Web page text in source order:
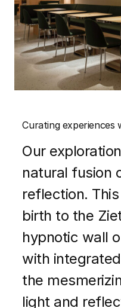
Curating experiences
Our
natural fusion
reflection.
birth to the
hypnotic wall
with
the
light and